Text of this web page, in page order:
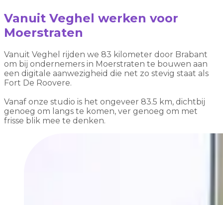
Vanuit Veghel werken voor
Moerstraten
Vanuit Veghel rijden we 83 kilometer door Brabant
om bij ondernemers in Moerstraten te bouwen aan
een digitale aanwezigheid die net zo stevig staat als
Fort De Roovere.
Vanaf onze studio is het ongeveer 83.5 km, dichtbij
genoeg om langs te komen, ver genoeg om met
frisse blik mee te denken.